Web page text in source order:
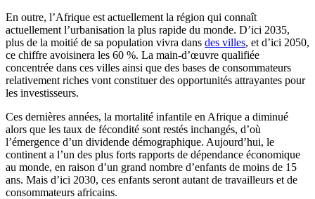
En outre, l’Afrique est actuellement la région qui connaît
actuellement l’urbanisation la plus rapide du monde. D’ici 2035,
plus de la moitié de sa population vivra dans des villes, et d’ici 2050,
ce chiffre avoisinera les 60 %. La main-d’œuvre qualifiée
concentrée dans ces villes ainsi que des bases de consommateurs
relativement riches vont constituer des opportunités attrayantes pour
les investisseurs.
Ces dernières années, la mortalité infantile en Afrique a diminué
alors que les taux de fécondité sont restés inchangés, d’où
l’émergence d’un dividende démographique. Aujourd’hui, le
continent a l’un des plus forts rapports de dépendance économique
au monde, en raison d’un grand nombre d’enfants de moins de 15
ans. Mais d’ici 2030, ces enfants seront autant de travailleurs et de
consommateurs africains.